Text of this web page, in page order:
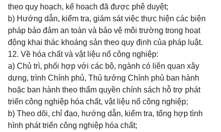
theo quy hoạch, kế hoạch đã được phê duyệt;
b) Hướng dẫn, kiểm tra, giám sát việc thực hiện các biện
pháp bảo đảm an toàn và bảo vệ môi trường trong hoạt
động khai thác khoáng sản theo quy định của pháp luật.
12. Về hóa chất và vật liệu nổ công nghiệp:
a) Chủ trì, phối hợp với các bộ, ngành có liên quan xây
dựng, trình Chính phủ, Thủ tướng Chính phủ ban hành
hoặc ban hành theo thẩm quyền chính sách hỗ trợ phát
triển công nghiệp hóa chất, vật liệu nổ công nghiệp;
b) Theo dõi, chỉ đạo, hướng dẫn, kiểm tra, tổng hợp tình
hình phát triển công nghiệp hóa chất;